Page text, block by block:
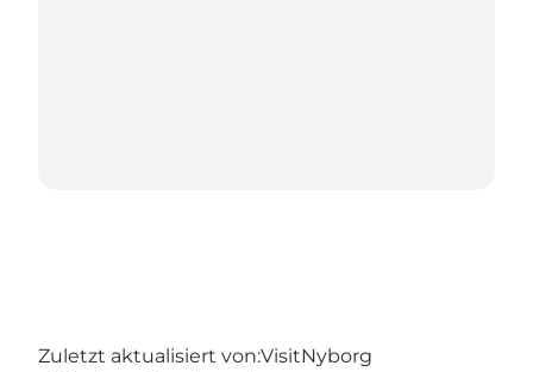
Zuletzt aktualisiert von:VisitNyborg